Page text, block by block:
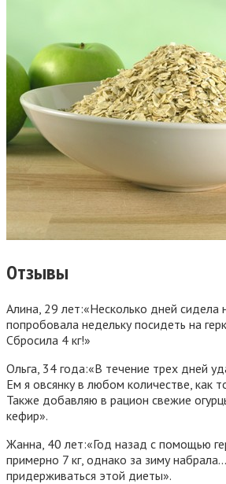
Отзывы
Алина, 29 лет:«Несколько дней сидела
попробовала недельку посидеть на
Сбросила 4 кг!»
Ольга, 34 года:«В течение трех дней
Ем я овсянку в любом количестве, как
Также добавляю в рацион свежие
кефир».
Жанна, 40 лет:«Год назад с помощью
примерно 7 кг, однако за зиму
придерживаться этой диеты».